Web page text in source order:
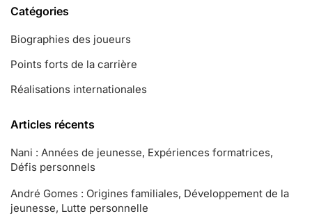
Catégories
Biographies des joueurs
Points forts de la carrière
Réalisations internationales
Articles récents
Nani : Années de jeunesse, Expériences formatrices,
Défis personnels
André Gomes : Origines familiales, Développement de la
jeunesse, Lutte personnelle